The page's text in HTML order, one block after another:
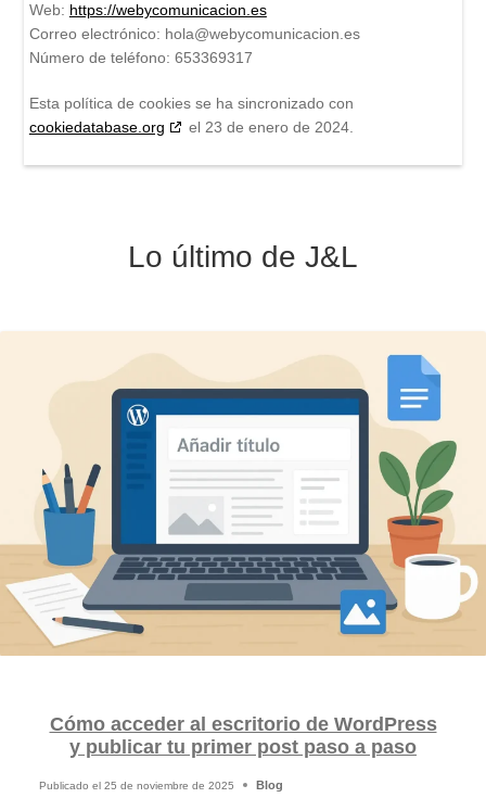
Web: https://webycomunicacion.es
Correo electrónico: hola@webycomunicacion.es
Número de teléfono: 653369317
Esta política de cookies se ha sincronizado con
cookiedatabase.org
el 23 de enero de 2024.
Lo último de J&L
Cómo acceder al escritorio de WordPress
y publicar tu primer post paso a paso
Publicado el 25 de noviembre de 2025 Blog